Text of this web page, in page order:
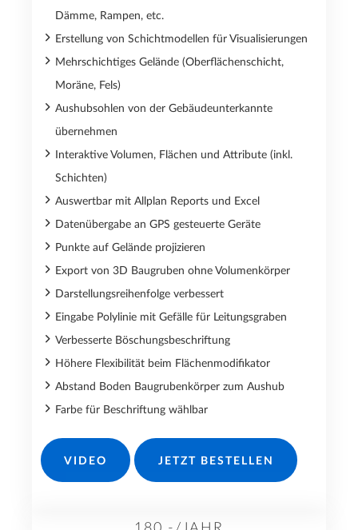
Dämme, Rampen, etc.
Erstellung von Schichtmodellen für Visualisierungen
Mehrschichtiges Gelände (Oberflächenschicht,
Moräne, Fels)
Aushubsohlen von der Gebäudeunterkannte
übernehmen
Interaktive Volumen, Flächen und Attribute (inkl.
Schichten)
Auswertbar mit Allplan Reports und Excel
Datenübergabe an GPS gesteuerte Geräte
Punkte auf Gelände projizieren
Export von 3D Baugruben ohne Volumenkörper
Darstellungsreihenfolge verbessert
Eingabe Polylinie mit Gefälle für Leitungsgraben
Verbesserte Böschungsbeschriftung
Höhere Flexibilität beim Flächenmodifikator
Abstand Boden Baugrubenkörper zum Aushub
Farbe für Beschriftung wählbar
VIDEO JETZT BESTELLEN